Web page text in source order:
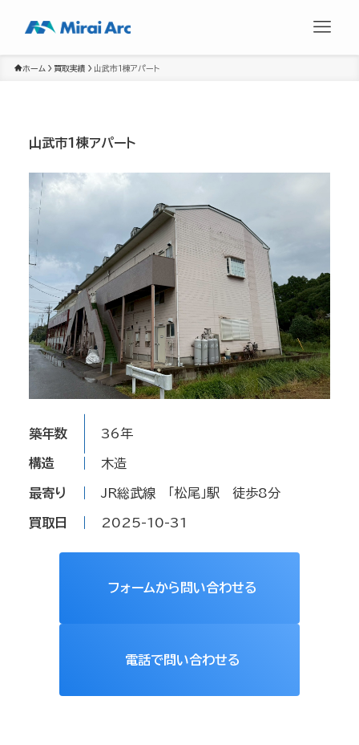
ホーム 買取実績 山武市1棟アパート
山武市1棟アパート
築年数 36年
構造 木造
最寄り JR総武線 「松尾」駅 徒歩8分
買取日 2025-10-31
フォームから問い合わせる
電話で問い合わせる